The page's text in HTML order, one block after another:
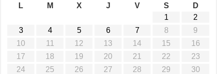
L
M X J V S
D
1
2
3
4 5 6 7 8
9
10
11 12 13 14 15
16
17
18 19 20 21 22
23
24
25 26 27 28 29
30